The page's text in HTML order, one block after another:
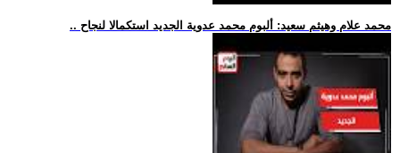
.. محمد علام وهيثم سعيد: ألبوم محمد عدوية الجديد استكمالا لنجاح